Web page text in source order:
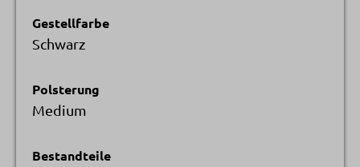
Gestellfarbe
Schwarz
Polsterung
Medium
Bestandteile